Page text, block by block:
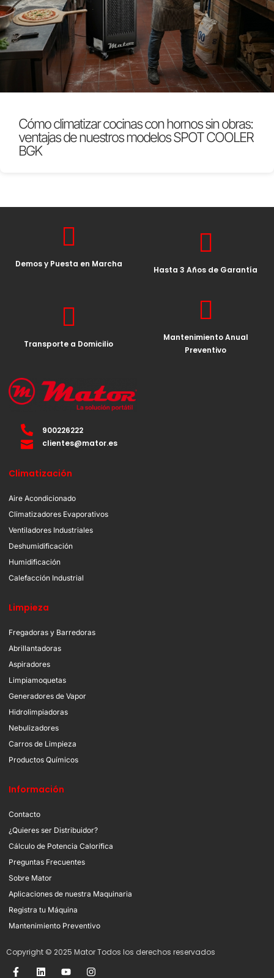
Cómo climatizar cocinas con hornos sin obras:
ventajas de nuestros modelos SPOT COOLER
BGK
Demos y Puesta en Marcha
Hasta 3 Años de Garantía
Transporte a Domicilio
Mantenimiento Anual
Preventivo
900226222
clientes@mator.es
Climatización
Aire Acondicionado
Climatizadores Evaporativos
Ventiladores Industriales
Deshumidificación
Humidificación
Calefacción Industrial
Limpieza
Fregadoras y Barredoras
Abrillantadoras
Aspiradores
Limpiamoquetas
Generadores de Vapor
Hidrolimpiadoras
Nebulizadores
Carros de Limpieza
Productos Químicos
Información
Contacto
¿Quieres ser Distribuidor?
Cálculo de Potencia Calorífica
Preguntas Frecuentes
Sobre Mator
Aplicaciones de nuestra Maquinaria
Registra tu Máquina
Mantenimiento Preventivo
Copyright © 2025 Mator Todos los derechos reservados